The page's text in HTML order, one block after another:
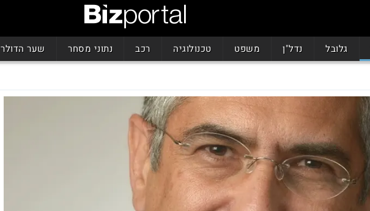
גלובל נדל"ן משפט טכנולוגיה רכב נתוני מסחר שער הדולר